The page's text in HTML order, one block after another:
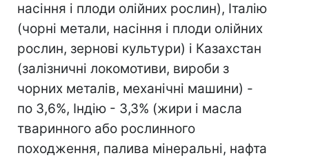
насіння і плоди олійних рослин), Італію
(чорні метали, насіння і плоди олійних
рослин, зернові культури) і Казахстан
(залізничні локомотиви, вироби з
чорних металів, механічні машини) -
по 3,6%, Індію - 3,3% (жири і масла
тваринного або рослинного
походження, палива мінеральні, нафта